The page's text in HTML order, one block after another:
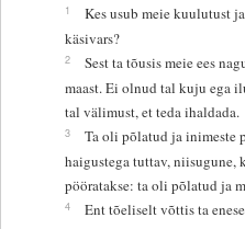
1
Kes usub meie kuulutust
käsivars?
2
Sest ta tõusis meie ees
maast. Ei olnud tal kuju ega
tal välimust, et teda ihaldada.
3
Ta oli põlatud ja inimeste
haigustega tuttav, niisugune,
pööratakse: ta oli põlatud ja
4
Ent tõeliselt võttis ta